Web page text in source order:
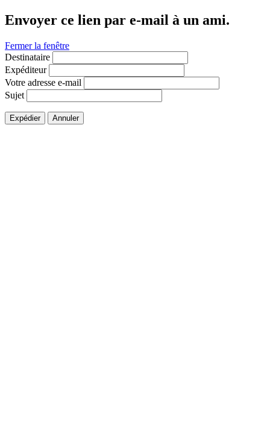
Envoyer ce lien par e-mail à un ami.
Fermer la fenêtre
Destinataire
Expéditeur
Votre adresse e-mail
Sujet
Expédier Annuler